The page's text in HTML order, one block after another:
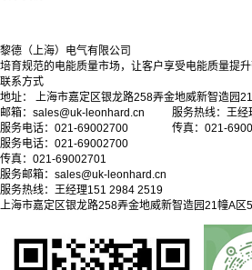
黎德（上海）电气有限公司
培育规范的电能质量市场，让客户享受电能质量提
联系方式
地址： 上海市嘉定区银龙路258弄金地威新智造园
邮箱：sales@uk-leonhard.cn 服务热线：王经
服务电话：021-69002700 传真：021-
服务电话：021-69002700
传真：021-69002701
服务邮箱： sales@uk-leonhard.cn
服务热线：王经理151 2984 2519
上海市嘉定区银龙路258弄金地威新智造园21幢A区